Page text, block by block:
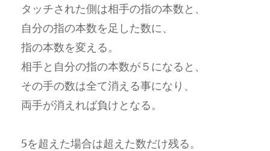
タッチされた側は相手の指の本数と、
自分の指の本数を足した数に、
指の本数を変える。
相手と自分の指の本数が５になると、
その手の数は全て消える事になり、
両手が消えれば負けとなる。
5を超えた場合は超えた数だけ残る。